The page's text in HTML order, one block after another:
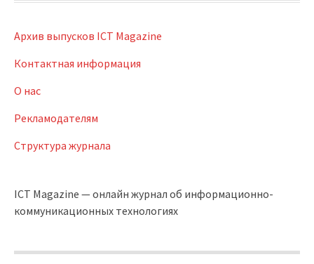
Архив выпусков ICT Magazine
Контактная информация
О нас
Рекламодателям
Структура журнала
ICT Magazine — онлайн журнал об информационно-
коммуникационных технологиях